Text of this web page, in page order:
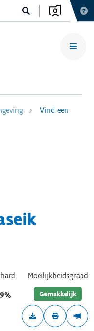
Vind een
Moeilijkheidsgraad
Gemakkelijk